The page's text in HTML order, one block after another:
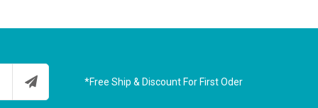
*Free Ship & Discount For First Oder